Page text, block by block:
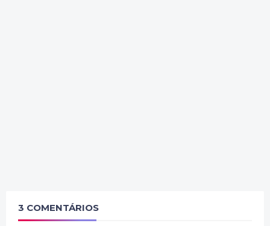
3 COMENTÁRIOS